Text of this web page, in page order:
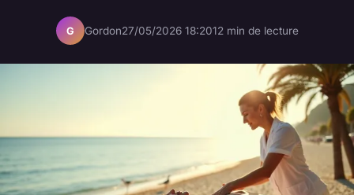
G Gordon27/05/2026 18:2012 min de lecture